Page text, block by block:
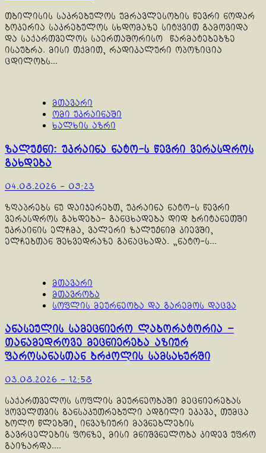
თბილისის საკრებულოს უმრავლესობის წევრი ნოდარ
ბოკერია საკრებულოს სხდომაზე სიტყვით გამოვიდა
და საქართველოს საერთაშორისო წარმატებებზე
ისაუბრა. მისი თქმით, რადიკალური ოპოზიცია
ცდილობს...
მთავარი
ომი უკრაინაში
ხალხის აზრი
ზალუჟნი: უკრაინა ნატო-ს წევრი ვერასდროს
გახდება
04.08.2026 - 09:23
ზღაპრებს ნუ დაიჯერებთ, უკრაინა ნატო-ს წევრი
ვერასდროს გახდება- განცხადება დიდ ბრიტანეთში
უკრაინის ელჩმა, ვალერი ზალუჟნიმ კიევში,
ელჩებთან შეხვედრაზე განაცხადა. „ნატო-ს...
მთავარი
მთავრობა
სოფლის მეურნეობა და გარემოს დაცვა
ანასეულის სამეცნიერო ლაბორატორია –
თანამედროვე მეცნიერება აზიურ
ფაროსანასთან ბრძოლის სამსახურში
03.08.2026 - 12:58
საქართველოს სოფლის მეურნეობაში მეცნიერებას
ყოველთვის განსაკუთრებული ადგილი ეკავა, თუმცა
ბოლო წლებში, ინვაზიური მავნებლების
გავრცელების ფონზე, მისი მნიშვნელობა კიდევ უფრო
გაიზარდა....